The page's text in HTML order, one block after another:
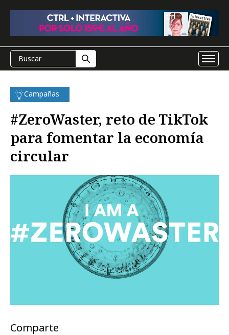
Campañas
#ZeroWaster, reto de TikTok
para fomentar la economía
circular
Comparte